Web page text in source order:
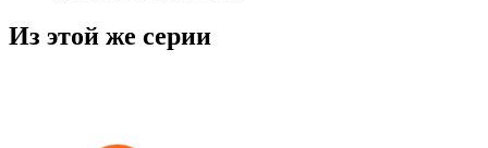
Из этой же серии